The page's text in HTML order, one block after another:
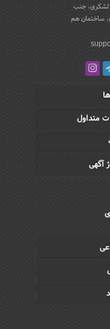
لشکری، جنب
ساختمان هم
متداول
آگهی